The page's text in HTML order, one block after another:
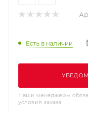
Есть в наличии
Наши менеджеры
условия заказа